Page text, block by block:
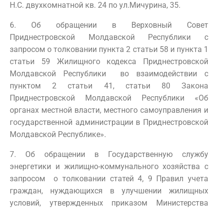
Н.С. двухкомнатной кв. 24 по ул.Мичурина, 35.
6. Об обращении в Верховный Совет
Приднестровской Молдавской Республики с
запросом о толковании пункта 2 статьи 58 и пункта 1
статьи 59 Жилищного кодекса Приднестровской
Молдавской Республики во взаимодействии с
пунктом 2 статьи 41, статьи 80 Закона
Приднестровской Молдавской Республики «Об
органах местной власти, местного самоуправления и
государственной администрации в Приднестровской
Молдавской Республике».
7. Об обращении в Государственную службу
энергетики и жилищно-коммунального хозяйства с
запросом о толковании статей 4, 9 Правил учета
граждан, нуждающихся в улучшении жилищных
условий, утвержденных приказом Министерства